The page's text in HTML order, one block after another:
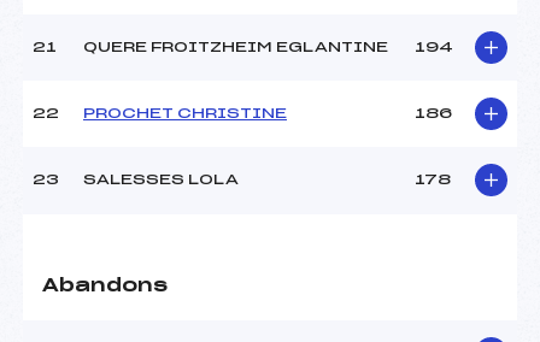
21 QUERE FROITZHEIM EGLANTINE 194
22 PROCHET CHRISTINE 186
23 SALESSES LOLA 178
Abandons